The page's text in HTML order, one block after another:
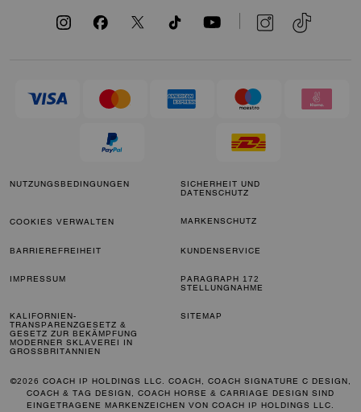
NUTZUNGSBEDINGUNGEN
SICHERHEIT UND
DATENSCHUTZ
COOKIES VERWALTEN MARKENSCHUTZ
BARRIEREFREIHEIT KUNDENSERVICE
IMPRESSUM
PARAGRAPH 172
STELLUNGNAHME
KALIFORNIEN-
TRANSPARENZGESETZ &
GESETZ ZUR BEKÄMPFUNG
MODERNER SKLAVEREI IN
GROSSBRITANNIEN
SITEMAP
©2026 COACH IP HOLDINGS LLC. COACH, COACH SIGNATURE C DESIGN,
COACH & TAG DESIGN, COACH HORSE & CARRIAGE DESIGN SIND
EINGETRAGENE MARKENZEICHEN VON COACH IP HOLDINGS LLC.